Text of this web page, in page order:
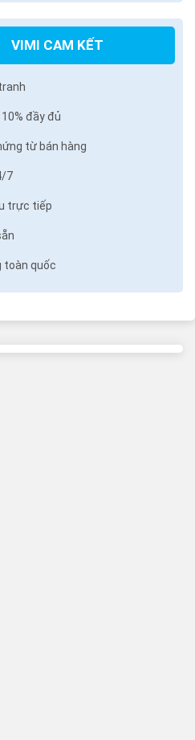
VIMI CAM KẾT
đầy đủ
từ bán hàng
7
trực tiếp
toàn quốc